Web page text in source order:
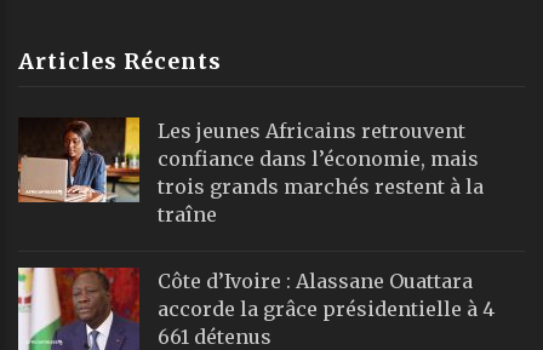
Articles Récents
Les jeunes Africains retrouvent
confiance dans l’économie, mais
trois grands marchés restent à la
traîne
Côte d’Ivoire : Alassane Ouattara
accorde la grâce présidentielle à 4
661 détenus